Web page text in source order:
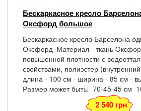
Бескаркасное кресло
Оксфорд​ большое
Бескаркасное кресло Барселона
Оксфорд Материал - ткань
повышенной плотности с
свойствами, полиэстер
длина - 100 см - ширина - 85 см -
Размер может быть: 70-45-45 см
2 540 грн